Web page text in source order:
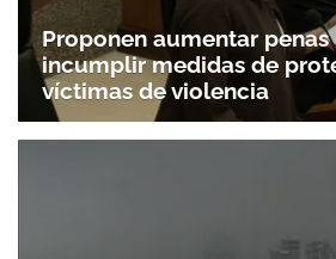
Proponen aumentar
incumplir medidas de
víctimas de violencia